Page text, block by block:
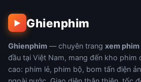
▶ Ghienphim
Ghienphim — chuyên trang xem
đầu tại Việt Nam, mang đến kho phim
cao: phim lẻ, phim bộ, bom tấn điện